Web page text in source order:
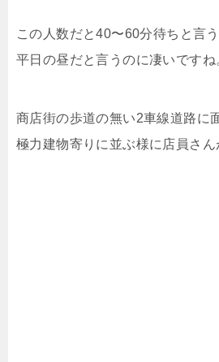
この人数だと40〜60分待ちと言
平日の昼だと言うのに凄いですね
商店街の歩道の無い2車線道路に
極力建物寄りに並ぶ様に店員さん